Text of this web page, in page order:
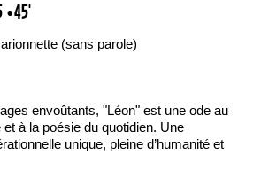
• 45'
(sans parole)
envoûtants, "Léon" est une ode au
et à la poésie du quotidien. Une
unique, pleine d’humanité et